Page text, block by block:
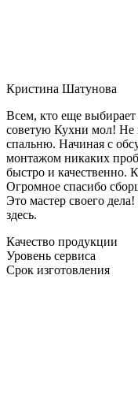
Кристина Шатунова
Всем, кто еще
советую Кухни мол! Не
спальню. Начиная с
монтажом никаких
быстро и качественно.
Огромное спасибо
Это мастер своего
здесь.
Качество продукции
Уровень сервиса
Срок изготовления